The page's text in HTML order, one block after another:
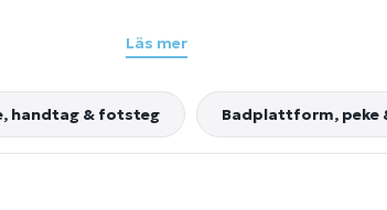
Läs mer
handtag & fotsteg Badplattform, peke